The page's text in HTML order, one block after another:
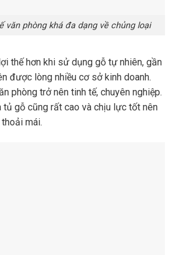
văn phòng khá đa dạng về chủng loại
thế hơn khi sử dụng gỗ tự nhiên, gần
được lòng nhiều cơ sở kinh doanh.
phòng trở nên tinh tế, chuyên nghiệp.
tủ gỗ cũng rất cao và chịu lực tốt nên
mái.